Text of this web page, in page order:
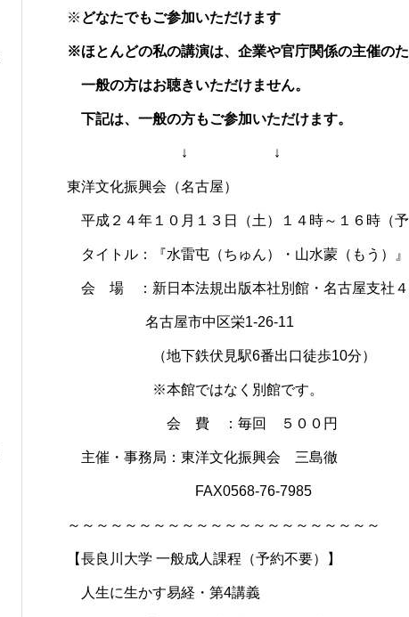
※ どなたでもご参加いただけます
※ほとんどの私の講演は、企業や官庁関係の主催の
一般の方はお聴きいただけません。
下記は、一般の方もご参加いただけます。
↓ ↓
東洋文化振興会（名古屋）
平成２４年１０月１３日（土）１４時～１６時（
タイトル：『水雷屯（ちゅん）・山水蒙（もう）』
会 場 ：新日本法規出版本社別館・名古屋支社４
名古屋市中区栄1-26-11
（地下鉄伏見駅6番出口徒歩10分）
※本館ではなく別館です。
会 費 ：毎回 ５００円
主催・事務局：東洋文化振興会 三島徹
FAX0568-76-7985
～～～～～～～～～～～～～～～～～～～～～～
【長良川大学 一般成人課程（予約不要）】
人生に生かす易経・第4講義